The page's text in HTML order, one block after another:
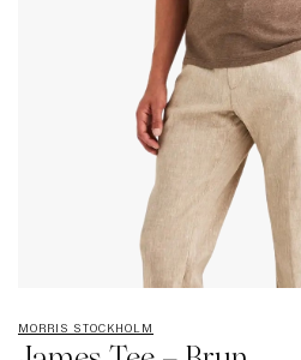
MORRIS STOCKHOLM